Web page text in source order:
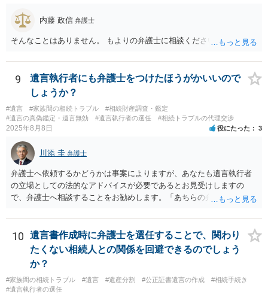
内藤 政信 弁護士
そんなことはありません。 もよりの弁護士に相談ください。
9
遺言執行者にも弁護士をつけたほうがかいいので
しょうか？
#遺言 #家族間の相続トラブル
#相続財産調査・鑑定
#遺言の真偽鑑定・遺言無効
#遺言執行者の選任 #相続トラブルの代理交渉
2025年8月8日 役にたった 3
川添 圭 弁護士
弁護士へ依頼するかどうかは事案によりますが、あなたも遺言執行者
の立場としての法的なアドバイスが必要であるとお見受けしますの
で、弁護士へ相談することをお勧めします。「あちらの弁護士」（元
誘導しかしてこないと思います。
10
遺言書作成時に弁護士を選任することで、関わり
たくない相続人との関係を回避できるのでしょう
か？
#家族間の相続トラブル #遺言 #遺産分割 #公正証書遺言の作成
#相続手続き
#遺言執行者の選任